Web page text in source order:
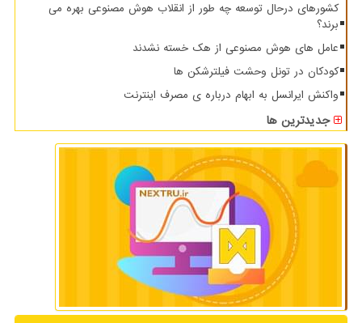
کشورهای درحال توسعه چه طور از انقلاب هوش مصنوعی بهره می
برند؟
عامل های هوش مصنوعی از هک خسته نشدند
کودکان در تونل وحشت فیلترشکن ها
واکنش ایرانسل به ابهام درباره ی مصرف اینترنت
جدیدترین ها